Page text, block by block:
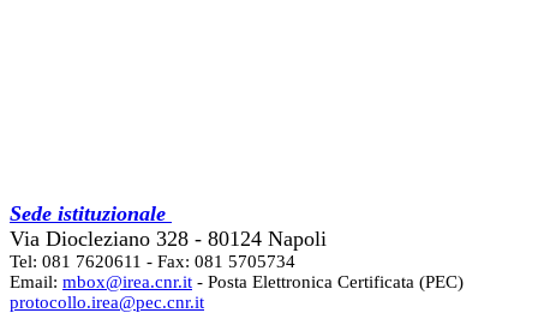
Sede istituzionale
Via Diocleziano 328 - 80124 Napoli
Tel: 081 7620611 - Fax: 081 5705734
Email: mbox@irea.cnr.it - Posta Elettronica Certificata (PEC)
protocollo.irea@pec.cnr.it